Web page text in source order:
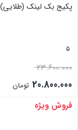
پکیج بک لینک (طلایی)
5
23.600.000
20.800.000 تومان
بستن
فروش ویژه